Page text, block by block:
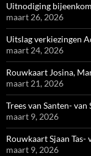
Uitnodiging
maart 26, 2026
Uitslag verkiezingen
maart 24, 2026
Rouwkaart Josina,
maart 21, 2026
Trees van Santen-
maart 9, 2026
Rouwkaart Sjaan Tas-
maart 9, 2026